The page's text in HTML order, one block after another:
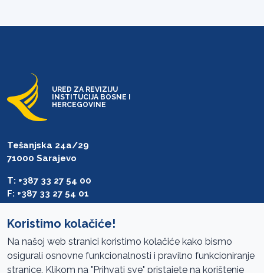
URED ZA REVIZIJU
INSTITUCIJA BOSNE I
HERCEGOVINE
Tešanjska 24a/29
71000 Sarajevo
T: +387 33 27 54 00
F: +387 33 27 54 01
Pristup informacijama
Koristimo kolačiće!
Na našoj web stranici koristimo kolačiće kako bismo
osigurali osnovne funkcionalnosti i pravilno funkcioniranje
stranice. Klikom na "Prihvati sve" pristajete na korištenje